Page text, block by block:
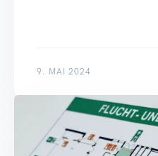
9. MAI 2024